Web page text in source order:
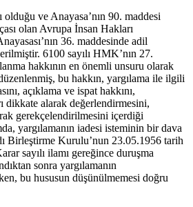
ve Anayasa’nın 90. maddesi
olan Avrupa İnsan Hakları
36. maddesinde adil
6100 sayılı HMK’nın 27.
hakkının en önemli unsuru olarak
bu hakkın, yargılama ile ilgili
açıklama ve ispat hakkını,
dikkate alarak değerlendirmesini,
gerekçelendirilmesini içerdiği
yargılamanın iadesi isteminin bir dava
Birleştirme Kurulu’nun 23.05.1956 tarih
sayılı ilamı gereğince duruşma
sonra yargılamanın
bu hususun düşünülmemesi doğru